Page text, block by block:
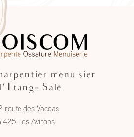
menuisier
Salé
route des Vacoas
Les Avirons